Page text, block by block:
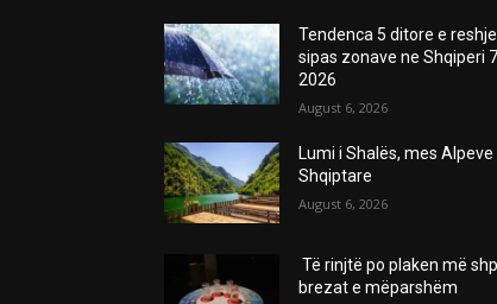
Tendenca 5 ditore e
sipas zonave ne Shqiperi
2026
August 6, 2026
Lumi i Shalës, mes Alpeve
Shqiptare
August 6, 2026
Të rinjtë po plaken më
brezat e mëparshëm